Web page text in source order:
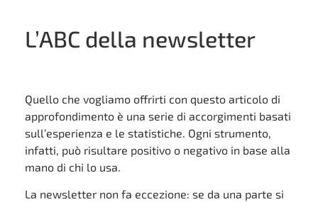
L’ABC della newsletter
Quello che vogliamo offrirti con questo articolo di
approfondimento è una serie di accorgimenti basati
sull’esperienza e le statistiche. Ogni strumento,
infatti, può risultare positivo o negativo in base alla
mano di chi lo usa.
La newsletter non fa eccezione: se da una parte si